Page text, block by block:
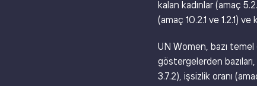
kalan kadınlar (amaç
(amaç 10.2.1 ve 1.2.1) ve
UN Women, bazı temel
göstergelerden
3.7.2), işsizlik oranı